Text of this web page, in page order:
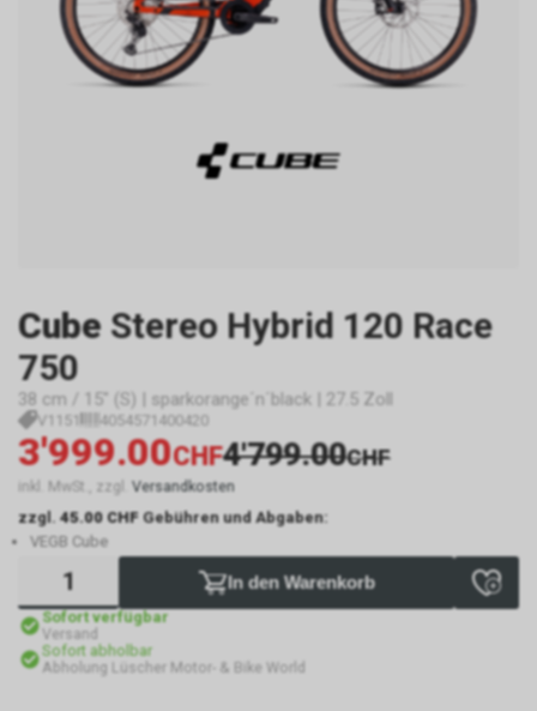
Cube Stereo Hybrid 120 Race
750
38 cm / 15" (S) | sparkorange´n´black | 27.5 Zoll
V1151 4054571400420
3'999.00CHF4'799.00CHF
inkl. MwSt., zzgl. Versandkosten
zzgl.45.00 CHF Gebühren und Abgaben:
VEGB Cube
In den Warenkorb
Sofort verfügbar
Versand
Sofort abholbar
Abholung Lüscher Motor- & Bike World